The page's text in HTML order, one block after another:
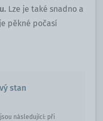
Lze je také snadno a
pěkné počasí
stan
následující: při